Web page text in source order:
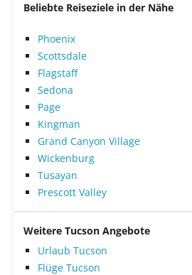
Beliebte Reiseziele in der Nähe
Phoenix
Scottsdale
Flagstaff
Sedona
Page
Kingman
Grand Canyon Village
Wickenburg
Tusayan
Prescott Valley
Weitere Tucson Angebote
Urlaub Tucson
Flüge Tucson